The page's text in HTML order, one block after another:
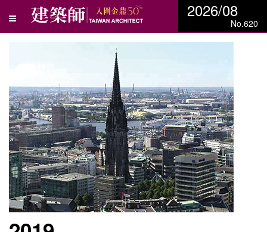
2026/08
No.620